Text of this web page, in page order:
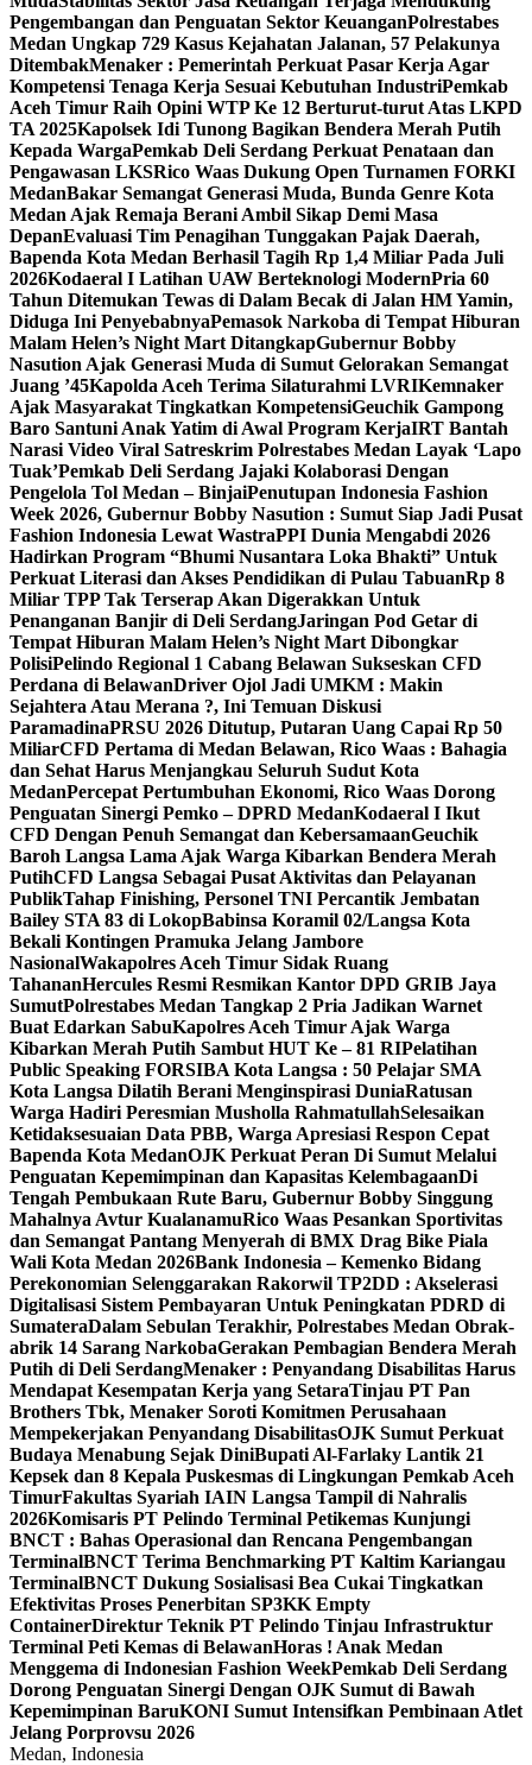
Pengembangan dan Penguatan Sektor KeuanganPolrestabes
Medan Ungkap 729 Kasus Kejahatan Jalanan, 57 Pelakunya
DitembakMenaker : Pemerintah Perkuat Pasar Kerja Agar
Kompetensi Tenaga Kerja Sesuai Kebutuhan IndustriPemkab
Aceh Timur Raih Opini WTP Ke 12 Berturut-turut Atas LKPD
TA 2025Kapolsek Idi Tunong Bagikan Bendera Merah Putih
Kepada WargaPemkab Deli Serdang Perkuat Penataan dan
Pengawasan LKSRico Waas Dukung Open Turnamen FORKI
MedanBakar Semangat Generasi Muda, Bunda Genre Kota
Medan Ajak Remaja Berani Ambil Sikap Demi Masa
DepanEvaluasi Tim Penagihan Tunggakan Pajak Daerah,
Bapenda Kota Medan Berhasil Tagih Rp 1,4 Miliar Pada Juli
2026Kodaeral I Latihan UAW Berteknologi ModernPria 60
Tahun Ditemukan Tewas di Dalam Becak di Jalan HM Yamin,
Diduga Ini PenyebabnyaPemasok Narkoba di Tempat Hiburan
Malam Helen’s Night Mart DitangkapGubernur Bobby
Nasution Ajak Generasi Muda di Sumut Gelorakan Semangat
Juang ’45Kapolda Aceh Terima Silaturahmi LVRIKemnaker
Ajak Masyarakat Tingkatkan KompetensiGeuchik Gampong
Baro Santuni Anak Yatim di Awal Program KerjaIRT Bantah
Narasi Video Viral Satreskrim Polrestabes Medan Layak ‘Lapo
Tuak’Pemkab Deli Serdang Jajaki Kolaborasi Dengan
Pengelola Tol Medan – BinjaiPenutupan Indonesia Fashion
Week 2026, Gubernur Bobby Nasution : Sumut Siap Jadi Pusat
Fashion Indonesia Lewat WastraPPI Dunia Mengabdi 2026
Hadirkan Program “Bhumi Nusantara Loka Bhakti” Untuk
Perkuat Literasi dan Akses Pendidikan di Pulau TabuanRp 8
Miliar TPP Tak Terserap Akan Digerakkan Untuk
Penanganan Banjir di Deli SerdangJaringan Pod Getar di
Tempat Hiburan Malam Helen’s Night Mart Dibongkar
PolisiPelindo Regional 1 Cabang Belawan Sukseskan CFD
Perdana di BelawanDriver Ojol Jadi UMKM : Makin
Sejahtera Atau Merana ?, Ini Temuan Diskusi
ParamadinaPRSU 2026 Ditutup, Putaran Uang Capai Rp 50
MiliarCFD Pertama di Medan Belawan, Rico Waas : Bahagia
dan Sehat Harus Menjangkau Seluruh Sudut Kota
MedanPercepat Pertumbuhan Ekonomi, Rico Waas Dorong
Penguatan Sinergi Pemko – DPRD MedanKodaeral I Ikut
CFD Dengan Penuh Semangat dan KebersamaanGeuchik
Baroh Langsa Lama Ajak Warga Kibarkan Bendera Merah
PutihCFD Langsa Sebagai Pusat Aktivitas dan Pelayanan
PublikTahap Finishing, Personel TNI Percantik Jembatan
Bailey STA 83 di LokopBabinsa Koramil 02/Langsa Kota
Bekali Kontingen Pramuka Jelang Jambore
NasionalWakapolres Aceh Timur Sidak Ruang
TahananHercules Resmi Resmikan Kantor DPD GRIB Jaya
SumutPolrestabes Medan Tangkap 2 Pria Jadikan Warnet
Buat Edarkan SabuKapolres Aceh Timur Ajak Warga
Kibarkan Merah Putih Sambut HUT Ke – 81 RIPelatihan
Public Speaking FORSIBA Kota Langsa : 50 Pelajar SMA
Kota Langsa Dilatih Berani Menginspirasi DuniaRatusan
Warga Hadiri Peresmian Musholla RahmatullahSelesaikan
Ketidaksesuaian Data PBB, Warga Apresiasi Respon Cepat
Bapenda Kota MedanOJK Perkuat Peran Di Sumut Melalui
Penguatan Kepemimpinan dan Kapasitas KelembagaanDi
Tengah Pembukaan Rute Baru, Gubernur Bobby Singgung
Mahalnya Avtur KualanamuRico Waas Pesankan Sportivitas
dan Semangat Pantang Menyerah di BMX Drag Bike Piala
Wali Kota Medan 2026Bank Indonesia – Kemenko Bidang
Perekonomian Selenggarakan Rakorwil TP2DD : Akselerasi
Digitalisasi Sistem Pembayaran Untuk Peningkatan PDRD di
SumateraDalam Sebulan Terakhir, Polrestabes Medan Obrak-
abrik 14 Sarang NarkobaGerakan Pembagian Bendera Merah
Putih di Deli SerdangMenaker : Penyandang Disabilitas Harus
Mendapat Kesempatan Kerja yang SetaraTinjau PT Pan
Brothers Tbk, Menaker Soroti Komitmen Perusahaan
Mempekerjakan Penyandang DisabilitasOJK Sumut Perkuat
Budaya Menabung Sejak DiniBupati Al-Farlaky Lantik 21
Kepsek dan 8 Kepala Puskesmas di Lingkungan Pemkab Aceh
TimurFakultas Syariah IAIN Langsa Tampil di Nahralis
2026Komisaris PT Pelindo Terminal Petikemas Kunjungi
BNCT : Bahas Operasional dan Rencana Pengembangan
TerminalBNCT Terima Benchmarking PT Kaltim Kariangau
TerminalBNCT Dukung Sosialisasi Bea Cukai Tingkatkan
Efektivitas Proses Penerbitan SP3KK Empty
ContainerDirektur Teknik PT Pelindo Tinjau Infrastruktur
Terminal Peti Kemas di BelawanHoras ! Anak Medan
Menggema di Indonesian Fashion WeekPemkab Deli Serdang
Dorong Penguatan Sinergi Dengan OJK Sumut di Bawah
Kepemimpinan BaruKONI Sumut Intensifkan Pembinaan Atlet
Jelang Porprovsu 2026
Medan, Indonesia